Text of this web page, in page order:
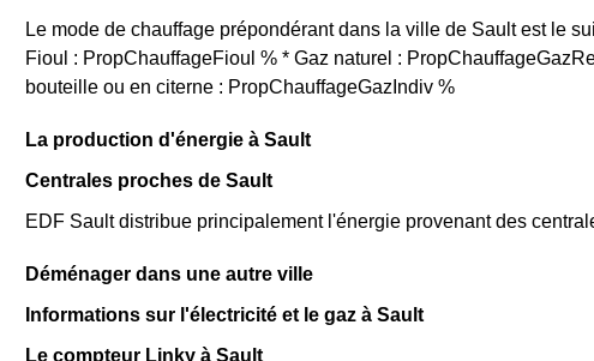
Le mode de chauffage prépondérant dans la ville de Sault est le
Fioul : PropChauffageFioul % * Gaz naturel :
bouteille ou en citerne : PropChauffageGazIndiv %
La production d'énergie à Sault
Centrales proches de Sault
EDF Sault distribue principalement l'énergie provenant des
Déménager dans une autre ville
Informations sur l'électricité et le gaz à Sault
Le compteur Linky à Sault